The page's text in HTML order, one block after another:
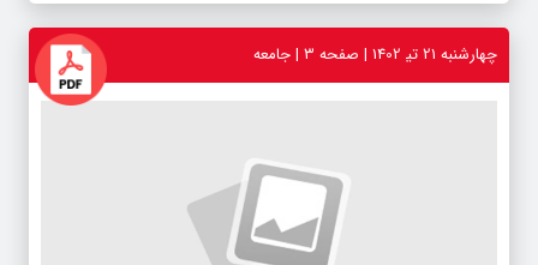
چهارشنبه 21 تی‍ 1402 | صفحه ۳ | جامعه